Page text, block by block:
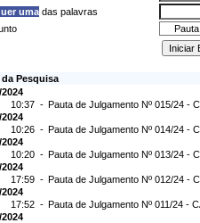
uma das palavras
Pesquisa
2024
10:37 - Pauta de Julgamento Nº 015/24 -
2024
10:26 - Pauta de Julgamento Nº 014/24 -
2024
10:20 - Pauta de Julgamento Nº 013/24 -
2024
17:59 - Pauta de Julgamento Nº 012/24 -
2024
17:52 - Pauta de Julgamento Nº 011/24 -
2024